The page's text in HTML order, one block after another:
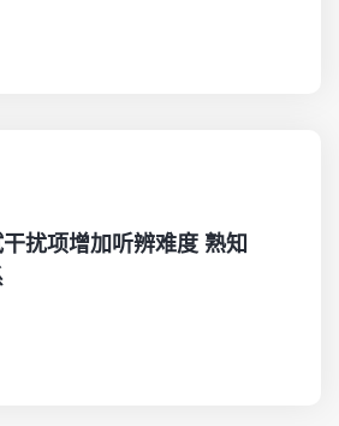
扰项增加听辨难度 熟知